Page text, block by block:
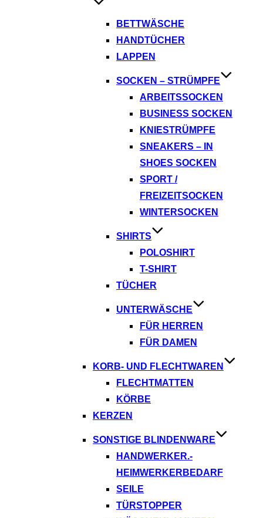
BETTWÄSCHE
HANDTÜCHER
LAPPEN
SOCKEN – STRÜMPFE
ARBEITSSOCKEN
BUSINESS SOCKEN
KNIESTRÜMPFE
SNEAKERS – IN
SHOES SOCKEN
SPORT /
FREIZEITSOCKEN
WINTERSOCKEN
SHIRTS
POLOSHIRT
T-SHIRT
TÜCHER
UNTERWÄSCHE
FÜR HERREN
FÜR DAMEN
KORB- UND FLECHTWAREN
FLECHTMATTEN
KÖRBE
KERZEN
SONSTIGE BLINDENWARE
HANDWERKER.-
HEIMWERKERBEDARF
SEILE
TÜRSTOPPER